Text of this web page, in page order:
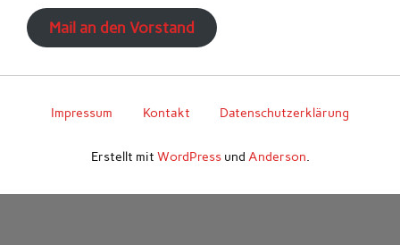
Mail an den Vorstand
Impressum Kontakt Datenschutzerklärung
Erstellt mit WordPressund Anderson.